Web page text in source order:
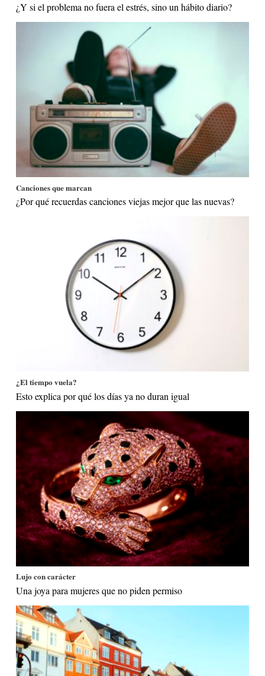
¿Y si el problema no fuera el estrés, sino un hábito diario?
Canciones que marcan
¿Por qué recuerdas canciones viejas mejor que las nuevas?
¿El tiempo vuela?
Esto explica por qué los días ya no duran igual
Lujo con carácter
Una joya para mujeres que no piden permiso